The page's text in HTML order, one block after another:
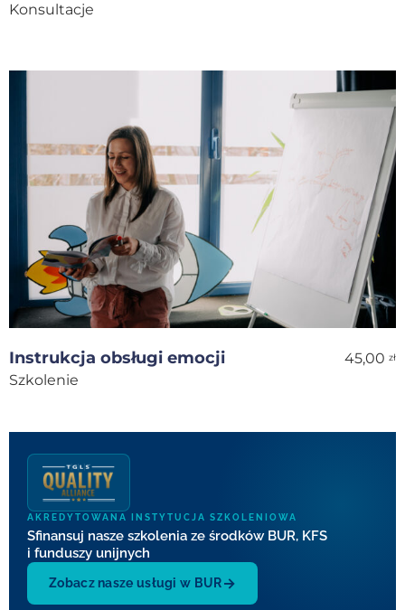
Konsultacje
Instrukcja obsługi emocji 45,00 zł
Szkolenie
AKREDYTOWANA INSTYTUCJA SZKOLENIOWA
Sfinansuj nasze szkolenia ze środków BUR, KFS
i funduszy unijnych
Zobacz nasze usługi w BUR→